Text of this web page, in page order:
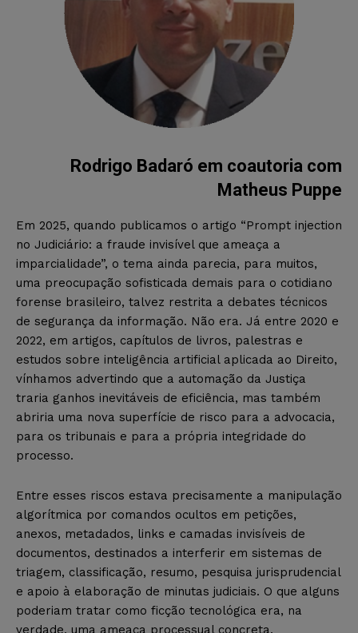
Rodrigo Badaró em coautoria com
Matheus Puppe
Em 2025, quando publicamos o artigo “Prompt injection
no Judiciário: a fraude invisível que ameaça a
imparcialidade”, o tema ainda parecia, para muitos,
uma preocupação sofisticada demais para o cotidiano
forense brasileiro, talvez restrita a debates técnicos
de segurança da informação. Não era. Já entre 2020 e
2022, em artigos, capítulos de livros, palestras e
estudos sobre inteligência artificial aplicada ao Direito,
vínhamos advertindo que a automação da Justiça
traria ganhos inevitáveis de eficiência, mas também
abriria uma nova superfície de risco para a advocacia,
para os tribunais e para a própria integridade do
processo.
Entre esses riscos estava precisamente a manipulação
algorítmica por comandos ocultos em petições,
anexos, metadados, links e camadas invisíveis de
documentos, destinados a interferir em sistemas de
triagem, classificação, resumo, pesquisa jurisprudencial
e apoio à elaboração de minutas judiciais. O que alguns
poderiam tratar como ficção tecnológica era, na
verdade, uma ameaça processual concreta.